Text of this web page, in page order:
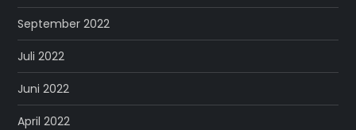
September 2022
Juli 2022
Juni 2022
April 2022